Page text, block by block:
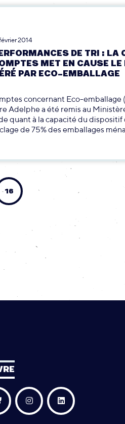
2014
DE TRI : LA
MET EN CAUSE
PAR ECO-EMBALLAGE
concernant Eco-emballage
Adelphe a été remis au
quant à la capacité du
de 75% des emballages
16